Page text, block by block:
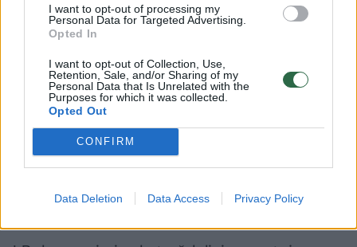
I want to opt-out of processing my
Personal Data for Targeted Advertising.
Opted In
I want to opt-out of Collection, Use,
Retention, Sale, and/or Sharing of my
Personal Data that Is Unrelated with the
Purposes for which it was collected.
Opted Out
CONFIRM
Data Deletion Data Access Privacy Policy
LB Rinkos infrastruktūros departamento
direktorius Algirdas Neciunskas sako, kad
bankų įkainiai šiemet, palyginti su praėjusiais
metais, išlieka ir stabilūs ir mažiausi Baltijos
šalyse.